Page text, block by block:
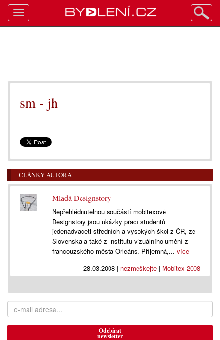
sm - jh
ČLÁNKY AUTORA
Mladá Designstory
Nepřehlédnutelnou součástí mobitexové
Designstory jsou ukázky prací studentů
jedenadvaceti středních a vysokých škol z ČR, ze
Slovenska a také z Institutu vizuálního umění z
francouzského města Orleáns. Příjemná,...více
28.03.2008| nezmeškejte| Mobitex 2008
Odebírat
newsletter
Toggle
navigation